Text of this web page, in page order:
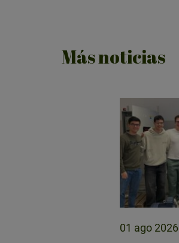
Más noticias
01 ago 2026